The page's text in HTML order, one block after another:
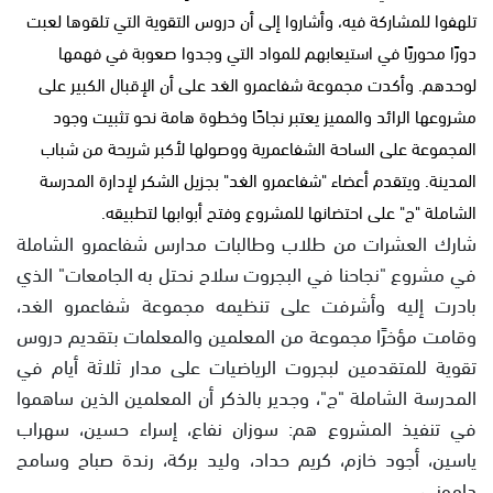
تلهفوا للمشاركة فيه، وأشاروا إلى أن دروس التقوية التي تلقوها لعبت
دورًا محوريًا في استيعابهم للمواد التي وجدوا صعوبة في فهمها
لوحدهم. وأكدت مجموعة شفاعمرو الغد على أن الإقبال الكبير على
مشروعها الرائد والمميز يعتبر نجاحًا وخطوة هامة نحو تثبيت وجود
المجموعة على الساحة الشفاعمرية ووصولها لأكبر شريحة من شباب
المدينة. ويتقدم أعضاء "شفاعمرو الغد" بجزيل الشكر لإدارة المدرسة
الشاملة "ج" على احتضانها للمشروع وفتح أبوابها لتطبيقه.
شارك العشرات من طلاب وطالبات مدارس شفاعمرو الشاملة
في مشروع "نجاحنا في البجروت سلاح نحتل به الجامعات" الذي
بادرت إليه وأشرفت على تنظيمه مجموعة شفاعمرو الغد،
وقامت مؤخرًا مجموعة من المعلمين والمعلمات بتقديم دروس
تقوية للمتقدمين لبجروت الرياضيات على مدار ثلاثة أيام في
المدرسة الشاملة "ج"، وجدير بالذكر أن المعلمين الذين ساهموا
في تنفيذ المشروع هم: سوزان نفاع، إسراء حسين، سهراب
ياسين، أجود خازم، كريم حداد، وليد بركة، رندة صباح وسامح